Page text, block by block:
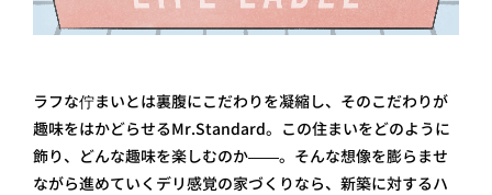
ラフな佇まいとは裏腹にこだわりを凝縮し、そのこだわりが
趣味をはかどらせるMr.Standard。この住まいをどのように
飾り、どんな趣味を楽しむのか——。そんな想像を膨らませ
ながら進めていくデリ感覚の家づくりなら、新築に対するハ